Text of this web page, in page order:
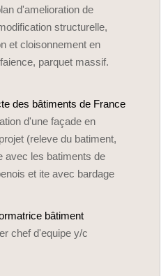
d'amelioration de
structurelle,
et cloisonnement en
parquet massif.
des bâtiments de France
d'une façade en
(releve du batiment,
avec les batiments de
et ite avec bardage
bâtiment
chef d'equipe y/c